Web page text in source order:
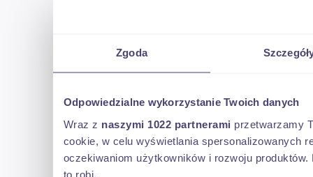
Zgoda
Odpowiedzialne wykorzystanie Twoich danych
Wraz z naszymi 1022 partnerami przetwarzamy
cookie, w celu wyświetlania spersonalizowanych
oczekiwaniom użytkowników i rozwoju
to robi.